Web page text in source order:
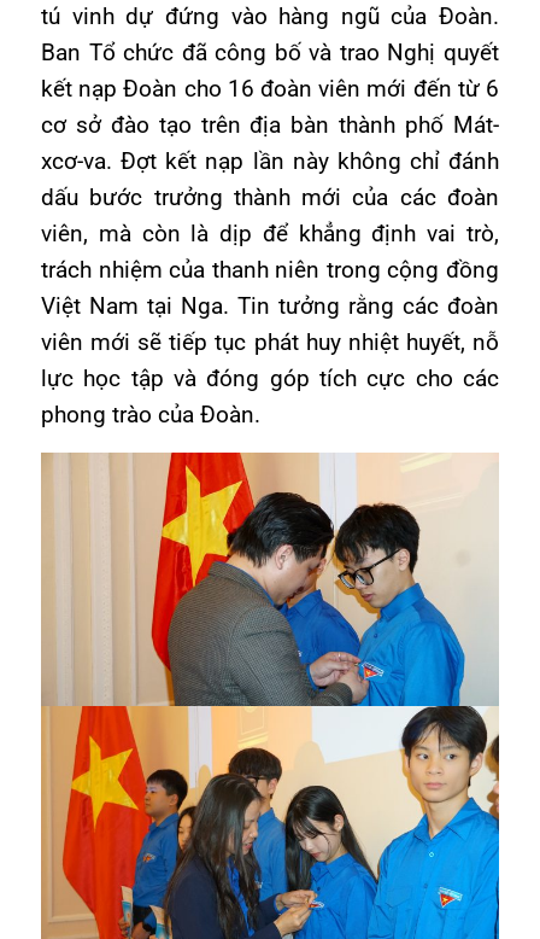
tú vinh dự đứng vào hàng ngũ của Đoàn.
Ban Tổ chức đã công bố và trao Nghị quyết
kết nạp Đoàn cho 16 đoàn viên mới đến từ 6
cơ sở đào tạo trên địa bàn thành phố Mát-
xcơ-va. Đợt kết nạp lần này không chỉ đánh
dấu bước trưởng thành mới của các đoàn
viên, mà còn là dịp để khẳng định vai trò,
trách nhiệm của thanh niên trong cộng đồng
Việt Nam tại Nga. Tin tưởng rằng các đoàn
viên mới sẽ tiếp tục phát huy nhiệt huyết, nỗ
lực học tập và đóng góp tích cực cho các
phong trào của Đoàn.
Các đoàn viên mới nhận huy hiệu Đoàn